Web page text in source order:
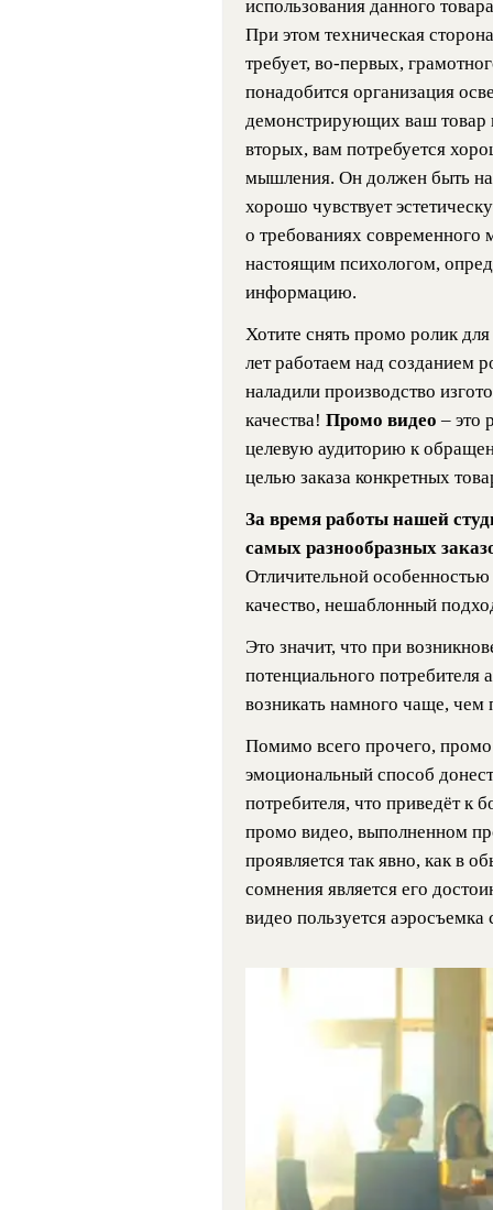
использования данного
При этом техническая
требует, во-первых,
понадобится организация
демонстрирующих ваш
вторых, вам потребуется
мышления. Он должен быть
хорошо чувствует
о требованиях современного
настоящим психологом,
информацию.
Хотите снять промо ролик
лет работаем над созданием
наладили производство
качества! Промо видео – это
целевую аудиторию к
целью заказа конкретных
За время работы нашей
самых разнообразных
Отличительной
качество, нешаблонный
Это значит, что при
потенциального потребителя
возникать намного чаще, чем
Помимо всего прочего,
эмоциональный способ
потребителя, что приведёт к
промо видео, выполненном
проявляется так явно, как в
сомнения является его
видео пользуется аэросъемка